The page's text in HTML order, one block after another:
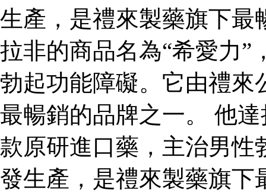
生產，是禮來製藥旗下
拉非的商品名為“希愛力”
勃起功能障礙。它由禮來
最暢銷的品牌之一。 他
款原研進口藥，主治男性
發生產，是禮來製藥旗下